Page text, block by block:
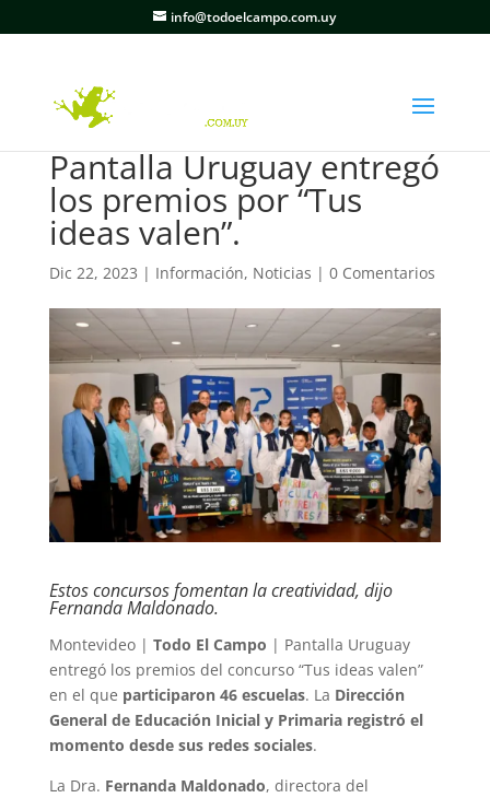
info@todoelcampo.com.uy
Pantalla Uruguay entregó
los premios por “Tus
ideas valen”.
Dic 22, 2023 | Información, Noticias | 0 Comentarios
Estos concursos fomentan la creatividad, dijo
Fernanda Maldonado.
Montevideo | Todo El Campo | Pantalla Uruguay
entregó los premios del concurso “Tus ideas valen”
en el que participaron 46 escuelas. La Dirección
General de Educación Inicial y Primaria registró el
momento desde sus redes sociales.
La Dra. Fernanda Maldonado, directora del